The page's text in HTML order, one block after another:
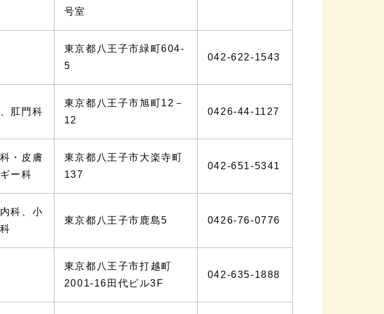
号室
東京都八王子市緑町604-
5
042-622-1543
肛門科
東京都八王子市旭町12－
12
0426-44-1127
・皮膚
ー科
東京都八王子市大楽寺町
137
042-651-5341
科、小
東京都八王子市鹿島5 0426-76-0776
東京都八王子市打越町
2001-16田代ビル3F
042-635-1888